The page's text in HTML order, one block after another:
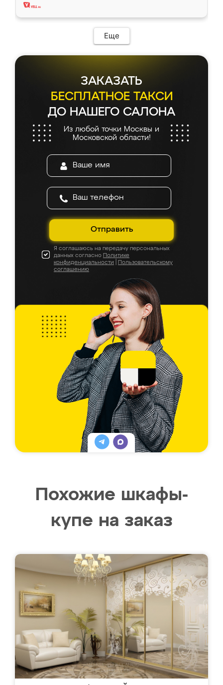
Еще
ЗАКАЗАТЬ
БЕСПЛАТНОЕ ТАКСИ
ДО НАШЕГО САЛОНА
Из любой точки Москвы и
Московской области!
Отправить
Я соглашаюсь на передачу персональных
данных согласно Политике
конфиденциальности
Пользовательскому
соглашению
Похожие шкафы-
купе на заказ